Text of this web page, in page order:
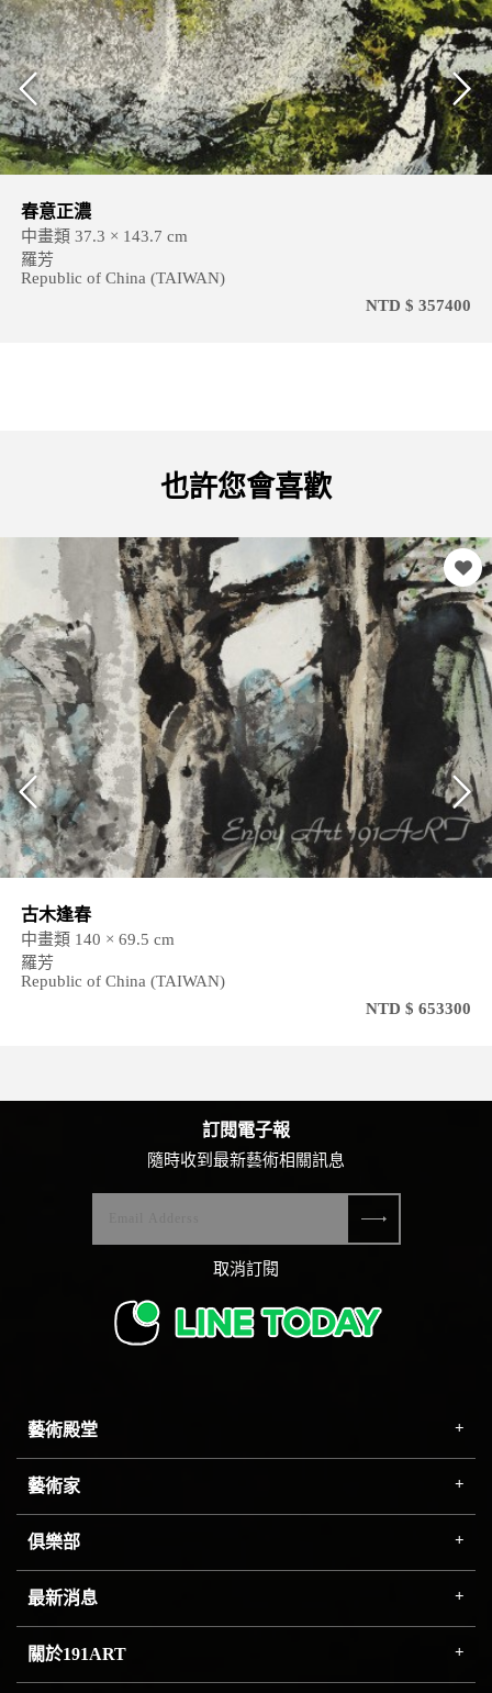
中畫類 140 × 72 cm
Republic of China (TAIWAN)
也許您會喜歡
藝術殿堂
藝術家
俱樂部
最新消息
關於191ART
訂閱電子報
隨時收到最新藝術相關訊息
取消訂閱